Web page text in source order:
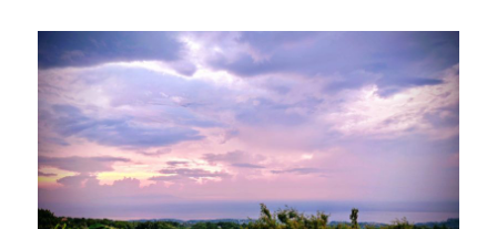
ー
ト
つ
け
た
「広
く